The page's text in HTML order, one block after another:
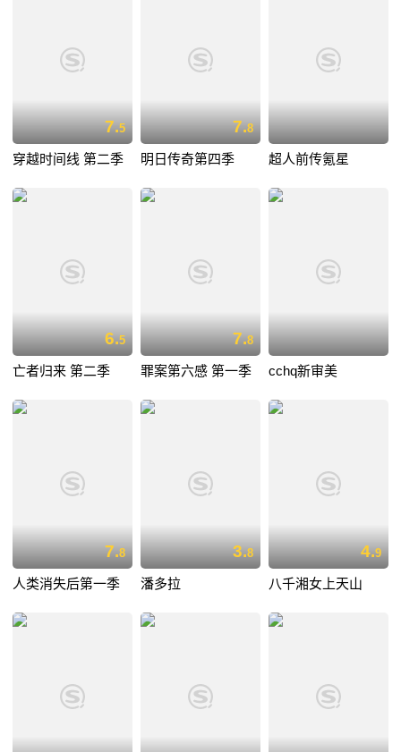
7.5
穿越时间线 第二季
7.8
明日传奇第四季 超人前传氪星
6.5
亡者归来 第二季
7.8
罪案第六感 第一季 cchq新审美
7.8
人类消失后第一季
3.8
潘多拉
4.9
八千湘女上天山